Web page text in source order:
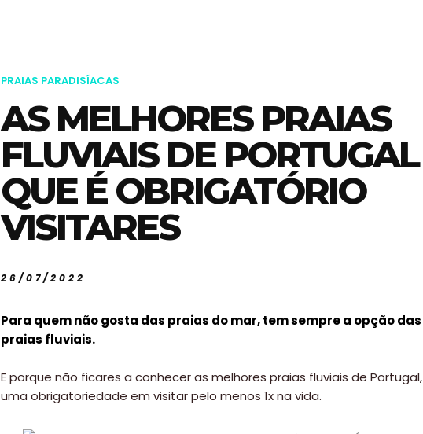
PRAIAS PARADISÍACAS
AS MELHORES PRAIAS
FLUVIAIS DE PORTUGAL
QUE É OBRIGATÓRIO
VISITARES
26/07/2022
Para quem não gosta das praias do mar, tem sempre a opção das
praias fluviais.
E porque não ficares a conhecer as melhores praias fluviais de Portugal,
uma obrigatoriedade em visitar pelo menos 1x na vida.